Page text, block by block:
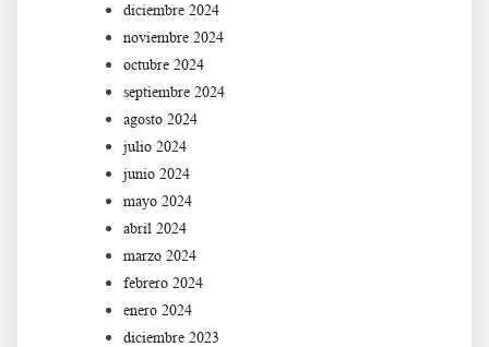
diciembre 2024
noviembre 2024
octubre 2024
septiembre 2024
agosto 2024
julio 2024
junio 2024
mayo 2024
abril 2024
marzo 2024
febrero 2024
enero 2024
diciembre 2023